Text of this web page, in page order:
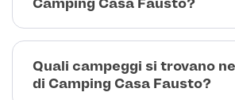
Camping Casa Fausto?
Quali campeggi si trovano
di Camping Casa Fausto?